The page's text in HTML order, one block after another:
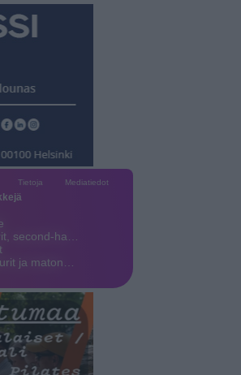
Tietoja Mediatiedot
second-ha…
ja maton…